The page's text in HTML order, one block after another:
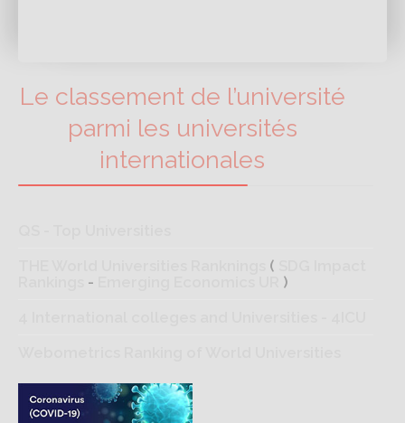
Le classement de l’université
parmi les universités
internationales
(
-
)